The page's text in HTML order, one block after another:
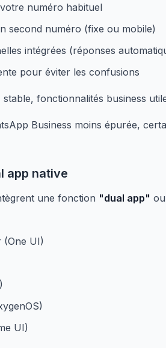
numéro habituel
second numéro (fixe ou mobile)
intégrées (réponses
pour éviter les confusions
fonctionnalités business
Business moins épurée,
app native
une fonction "dual app" ou
(One UI)
UI)